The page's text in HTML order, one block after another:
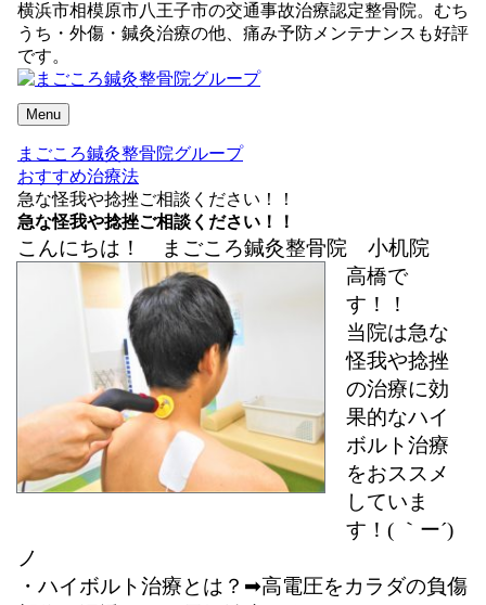
横浜市相模原市八王子市の交通事故治療認定整骨院。むち
うち・外傷・鍼灸治療の他、痛み予防メンテナンスも好評
です。
Menu
まごころ鍼灸整骨院グループ
おすすめ治療法
急な怪我や捻挫ご相談ください！！
急な怪我や捻挫ご相談ください！！
こんにちは！ ま ごころ鍼灸整骨院 小机院
高橋で
す！！
当院は急な
怪我や捻挫
の治療に効
果的なハイ
ボルト治療
をおススメ
していま
す！( ｀ー´)
ノ
・ハイボルト治療とは？➡高電圧をカラダの負傷